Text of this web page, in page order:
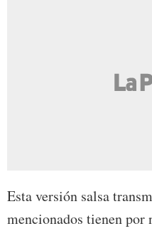
Esta versión salsa
mencionados tienen por